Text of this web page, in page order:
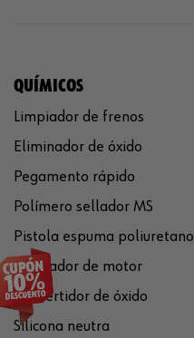
QUÍMICOS
Limpiador de frenos
Eliminador de óxido
Pegamento rápido
Polímero sellador MS
Pistola espuma poliuretano
Limpiador de motor
Convertidor de óxido
Silicona neutra